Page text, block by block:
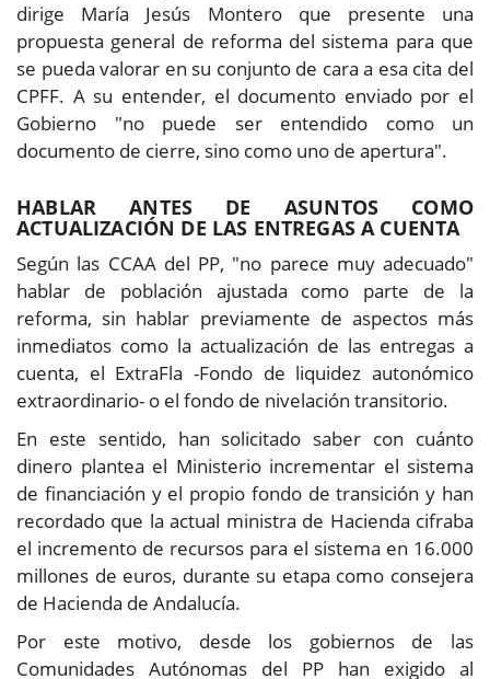
dirige María Jesús Montero que presente una
propuesta general de reforma del sistema para que
se pueda valorar en su conjunto de cara a esa cita del
CPFF. A su entender, el documento enviado por el
Gobierno "no puede ser entendido como un
documento de cierre, sino como uno de apertura".
HABLAR ANTES DE ASUNTOS COMO
ACTUALIZACIÓN DE LAS ENTREGAS A CUENTA
Según las CCAA del PP, "no parece muy adecuado"
hablar de población ajustada como parte de la
reforma, sin hablar previamente de aspectos más
inmediatos como la actualización de las entregas a
cuenta, el ExtraFla -Fondo de liquidez autonómico
extraordinario- o el fondo de nivelación transitorio.
En este sentido, han solicitado saber con cuánto
dinero plantea el Ministerio incrementar el sistema
de financiación y el propio fondo de transición y han
recordado que la actual ministra de Hacienda cifraba
el incremento de recursos para el sistema en 16.000
millones de euros, durante su etapa como consejera
de Hacienda de Andalucía.
Por este motivo, desde los gobiernos de las
Comunidades Autónomas del PP han exigido al